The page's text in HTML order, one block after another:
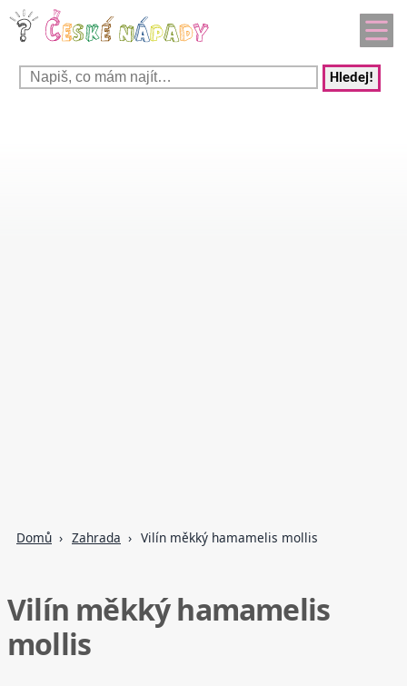
Hledej!
Domů Zahrada Vilín měkký hamamelis mollis
Vilín měkký hamamelis
mollis